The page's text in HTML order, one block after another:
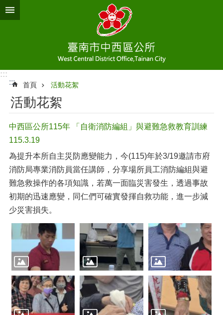
跳到主要內容區塊
:::
:::
首頁 活動花絮
活動花絮
中西區公所115年 「自衛消防編組」與避難急救教育訓練
115.3.19
為提升本所自主災防應變能力，今(115)年於3/19邀請市府
消防局專業消防員當任講師，分享場所員工消防編組與避
難急救操作的各項知識，若萬一面臨災害發生，透過事故
初期的迅速應變，同仁們可確實發揮自救功能，進一步減
少災害損失。